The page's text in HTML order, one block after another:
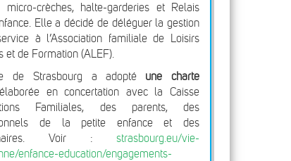
micro-crèches, halte-garderies et Relais
Elle a décidé de déléguer la gestion
à l’Association familiale de Loisirs
et de Formation (ALEF).
de Strasbourg a adopté une charte
élaborée en concertation avec la Caisse
Familiales, des parents, des
de la petite enfance et des
Voir : strasbourg.eu/vie-
enfance-education/engagements-